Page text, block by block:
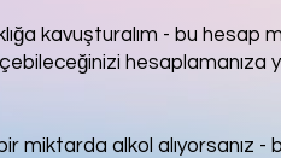
kavuşturalım - bu hesap
hesaplamanıza
miktarda alkol alıyorsanız -